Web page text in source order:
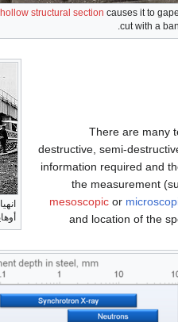
hollow structural section causes it to
cut with a
There are many
destructive, semi-
information required and
the measurement
mesoscopic or
and location of the